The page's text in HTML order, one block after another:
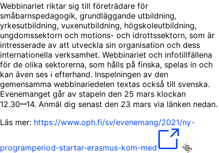
Webbinariet riktar sig till företrädare för
småbarnspedagogik, grundläggande utbildning,
yrkesutbildning, vuxenutbildning, högskoleutbildning,
ungdomssektorn och motions- och idrottssektorn, som är
intresserade av att utveckla sin organisation och dess
internationella verksamhet. Webbinariet och infotillfällena
för de olika sektorerna, som hålls på finska, spelas in och
kan även ses i efterhand. Inspelningen av den
gemensamma webbinariedelen textas också till svenska.
Evenemanget går av stapeln den 25 mars klockan
12.30ꟷ14. Anmäl dig senast den 23 mars via länken nedan.
Läs mer: https://www.oph.fi/sv/evenemang/2021/ny-
programperiod-startar-erasmus-kom-med